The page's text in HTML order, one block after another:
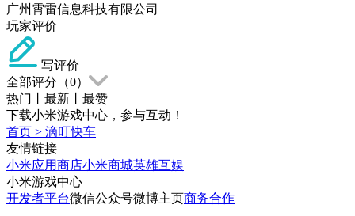
广州霄雷信息科技有限公司
玩家评价
写评价
全部评分（0）
热门
最新
最赞
下载小米游戏中心，参与互动！
首页 > 滴叮快车
友情链接
小米应用商店小米商城英雄互娱
小米游戏中心
开发者平台微信公众号微博主页商务合作